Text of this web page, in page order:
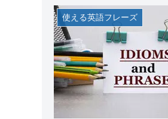
使える英語フレーズ